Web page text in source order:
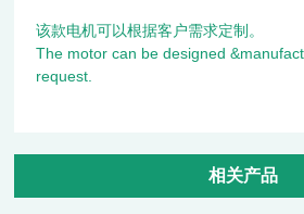
该款电机可以根据客户需求定制。
The motor can be designed
request.
相关产品